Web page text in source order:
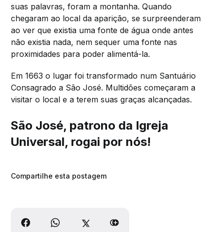
suas palavras, foram a montanha. Quando
chegaram ao local da aparição, se surpreenderam
ao ver que existia uma fonte de água onde antes
não existia nada, nem sequer uma fonte nas
proximidades para poder alimentá-la.
Em 1663 o lugar foi transformado num Santuário
Consagrado a São José. Multidões começaram a
visitar o local e a terem suas graças alcançadas.
São José, patrono da Igreja
Universal, rogai por nós!
Compartilhe esta postagem